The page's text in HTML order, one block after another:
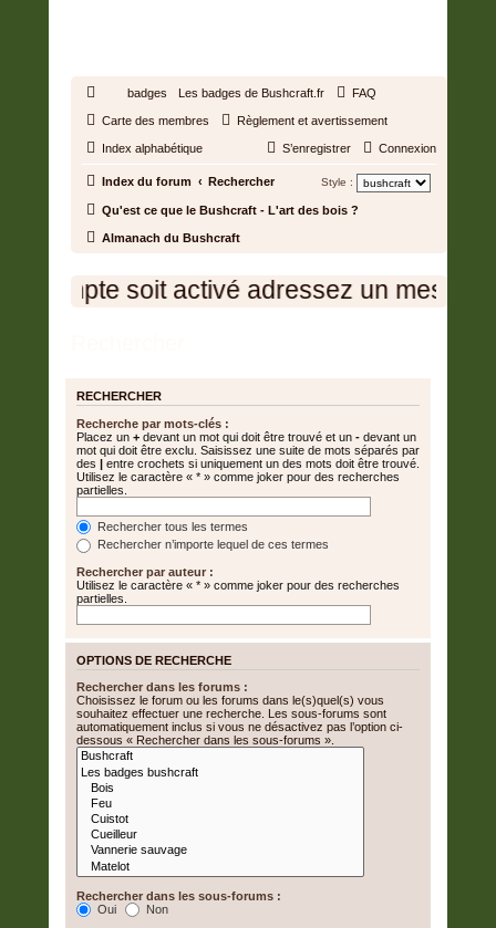
badges Les badges de Bushcraft.fr FAQ
Carte des membres Règlement et avertissement
Index alphabétique Connexion
S’enregistrer
Index du forum Rechercher Style :
Qu'est ce que le Bushcraft - L'art des bois ?
Almanach du Bushcraft
compte soit activé adressez un
RECHERCHER
Recherche par mots-clés :
Placez un + devant un mot qui doit être trouvé et un - devant un
mot qui doit être exclu. Saisissez une suite de mots séparés par
des | entre crochets si uniquement un des mots doit être trouvé.
Utilisez le caractère « * » comme joker pour des recherches
partielles.
Rechercher tous les termes
Rechercher n’importe lequel de ces termes
Rechercher par auteur :
Utilisez le caractère « * » comme joker pour des recherches
partielles.
OPTIONS DE RECHERCHE
Rechercher dans les forums :
Choisissez le forum ou les forums dans le(s)quel(s) vous
souhaitez effectuer une recherche. Les sous-forums sont
automatiquement inclus si vous ne désactivez pas l’option ci-
dessous « Rechercher dans les sous-forums ».
Rechercher dans les sous-forums :
Oui
Non